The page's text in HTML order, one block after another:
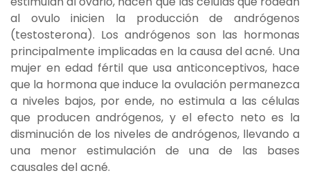
al ovulo inicien la producción de andrógenos
(testosterona). Los andrógenos son las hormonas
principalmente implicadas en la causa del acné. Una
mujer en edad fértil que usa anticonceptivos, hace
que la hormona que induce la ovulación permanezca
a niveles bajos, por ende, no estimula a las células
que producen andrógenos, y el efecto neto es la
disminución de los niveles de andrógenos, llevando a
una menor estimulación de una de las bases
causales del acné.